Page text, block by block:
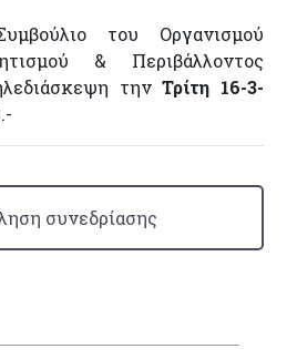
του Οργανισμού
& Περιβάλλοντος
τηνΤρίτη 16-3-
.-
συνεδρίασης